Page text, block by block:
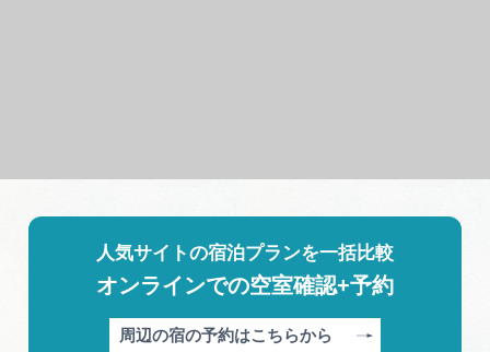
人気サイトの宿泊プランを一括比較
オンラインでの空室確認+予約
周辺の宿の予約はこちらから